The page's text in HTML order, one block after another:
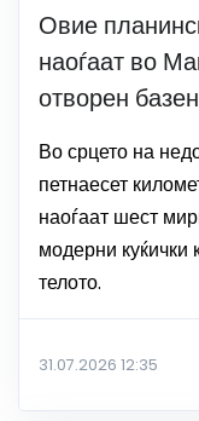
Овие
наоѓаат во
отворен базен
Во срцето на
петнаесет
наоѓаат шест
модерни куќички
телото.
31.07.2026 12:35